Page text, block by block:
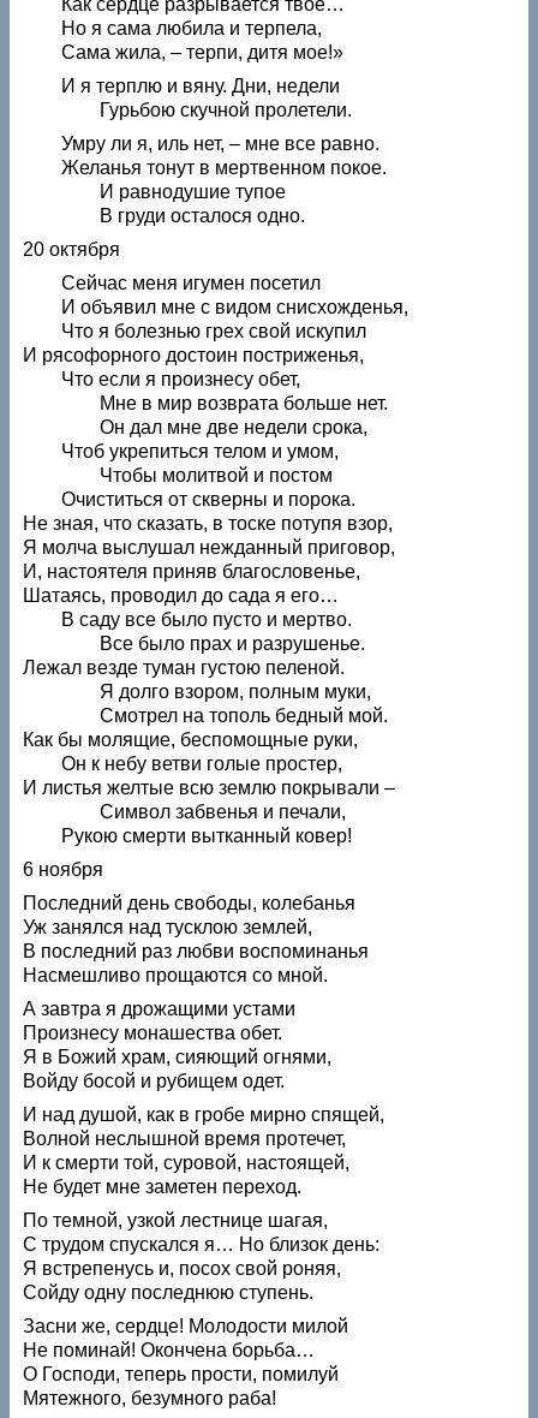
Но я сама любила и терпела,
Сама жила, – терпи, дитя мое!»
И я терплю и вяну. Дни, недели
Гурьбою скучной пролетели.
Умру ли я, иль нет, – мне все равно.
Желанья тонут в мертвенном покое.
И равнодушие тупое
В груди осталося одно.
20 октября
Сейчас меня игумен посетил
И объявил мне с видом снисхожденья,
Что я болезнью грех свой искупил
И рясофорного достоин постриженья,
Что если я произнесу обет,
Мне в мир возврата больше нет.
Он дал мне две недели срока,
Чтоб укрепиться телом и умом,
Чтобы молитвой и постом
Очиститься от скверны и порока.
Не зная, что сказать, в тоске потупя взор,
Я молча выслушал нежданный приговор,
И, настоятеля приняв благословенье,
Шатаясь, проводил до сада я его…
В саду все было пусто и мертво.
Все было прах и разрушенье.
Лежал везде туман густою пеленой.
Я долго взором, полным муки,
Смотрел на тополь бедный мой.
Как бы молящие, беспомощные руки,
Он к небу ветви голые простер,
И листья желтые всю землю покрывали –
Символ забвенья и печали,
Рукою смерти вытканный ковер!
6 ноября
Последний день свободы, колебанья
Уж занялся над тусклою землей,
В последний раз любви воспоминанья
Насмешливо прощаются со мной.
А завтра я дрожащими устами
Произнесу монашества обет.
Я в Божий храм, сияющий огнями,
Войду босой и рубищем одет.
И над душой, как в гробе мирно спящей,
Волной неслышной время протечет,
И к смерти той, суровой, настоящей,
Не будет мне заметен переход.
По темной, узкой лестнице шагая,
С трудом спускался я… Но близок день:
Я встрепенусь и, посох свой роняя,
Сойду одну последнюю ступень.
Засни же, сердце! Молодости милой
Не поминай! Окончена борьба…
О Господи, теперь прости, помилуй
Мятежного, безумного раба!